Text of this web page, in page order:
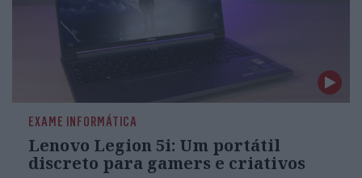
EXAME INFORMÁTICA
Lenovo Legion 5i: Um portátil
discreto para gamers e criativos